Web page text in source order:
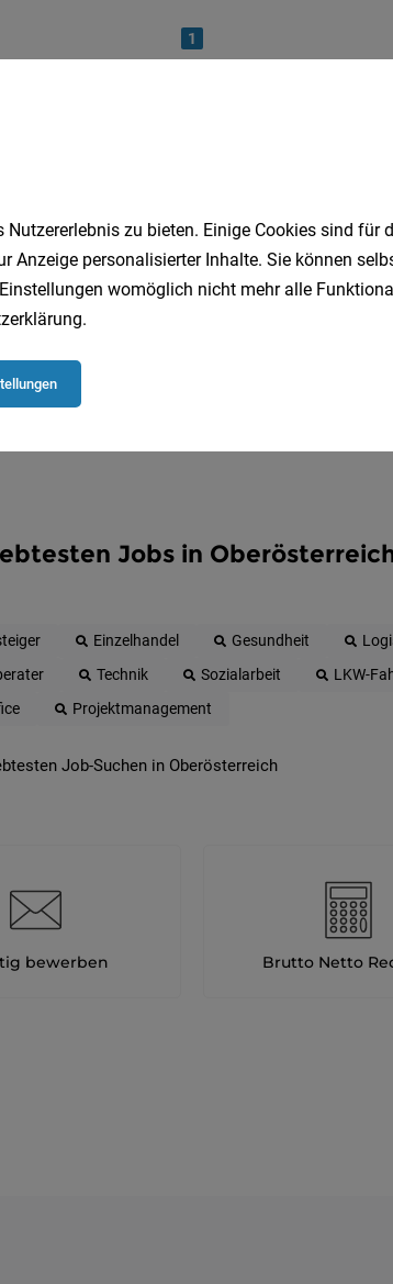
1
Erhalte alle neuen Stellenangebote
Jetzt anlegen
Jobs in
Einzelhandel Gesundheit
Technik Sozialarbeit LKW-
Projektmanagement
Job-Suchen in Oberösterreich
bewerben Brutto Netto
zu bieten. Einige Cookies sind für
Anzeige personalisierter Inhalte. Sie können
womöglich nicht mehr alle
.